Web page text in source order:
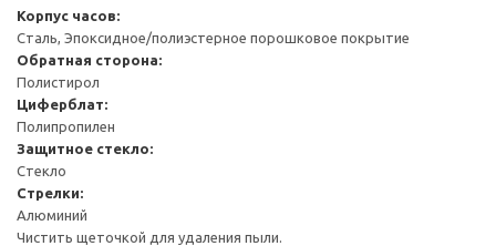
Корпус часов:
Сталь, Эпоксидное/полиэстерное порошковое покрытие
Обратная сторона:
Полистирол
Циферблат:
Полипропилен
Защитное стекло:
Стекло
Стрелки:
Алюминий
Чистить щеточкой для удаления пыли.